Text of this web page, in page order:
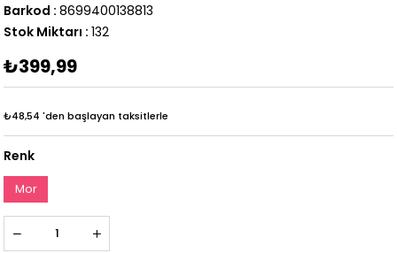
Barkod : 8699400138813
Stok Miktarı : 132
₺399,99
₺48,54 'den başlayan taksitlerle
Renk
Mor